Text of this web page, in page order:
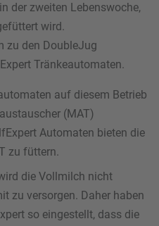
der zweiten Lebenswoche,
wird.
zu den DoubleJug
Tränkeautomaten.
auf diesem Betrieb
(MAT)
Automaten bieten die
zu füttern.
die Vollmilch nicht
zu versorgen. Daher haben
so eingestellt, dass die